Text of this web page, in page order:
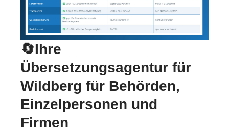
🔄Ihre
Übersetzungsagentur für
Wildberg für Behörden,
Einzelpersonen und
Firmen